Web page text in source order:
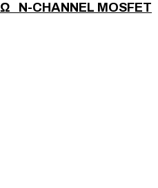
N-CHANNEL MOSFET